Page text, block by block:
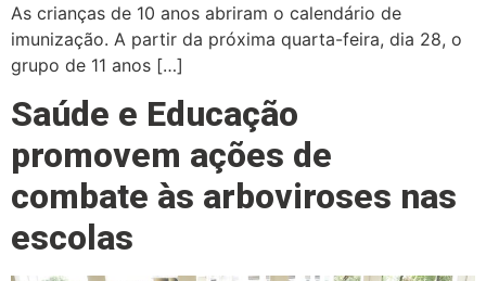
As crianças de 10 anos abriram o calendário de
imunização. A partir da próxima quarta-feira, dia 28, o
grupo de 11 anos […]
Saúde e Educação
promovem ações de
combate às arboviroses nas
escolas